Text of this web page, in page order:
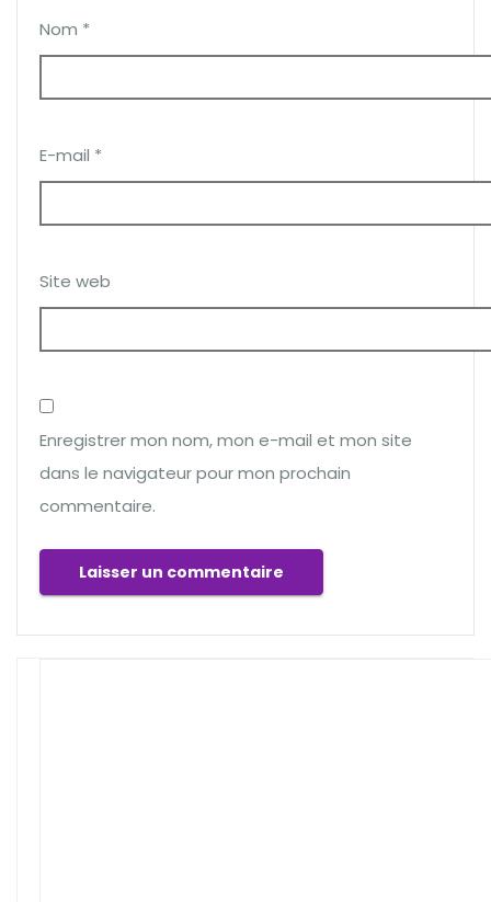
Nom *
E-mail *
Site web
Enregistrer mon nom, mon e-mail et mon site
dans le navigateur pour mon prochain
commentaire.